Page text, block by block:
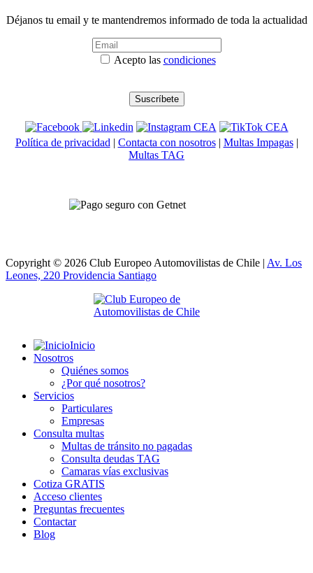
Déjanos tu email y te mantendremos informado de toda la actualidad
Acepto las condiciones
Política de privacidad | Contacta con nosotros| Multas Impagas|
Multas TAG
Copyright © 2026 Club Europeo Automovilistas de Chile | Av. Los
Leones, 220 Providencia Santiago
Inicio
Nosotros
Quiénes somos
¿Por qué nosotros?
Servicios
Particulares
Empresas
Consulta multas
Multas de tránsito no pagadas
Consulta deudas TAG
Camaras vías exclusivas
Cotiza GRATIS
Acceso clientes
Preguntas frecuentes
Contactar
Blog